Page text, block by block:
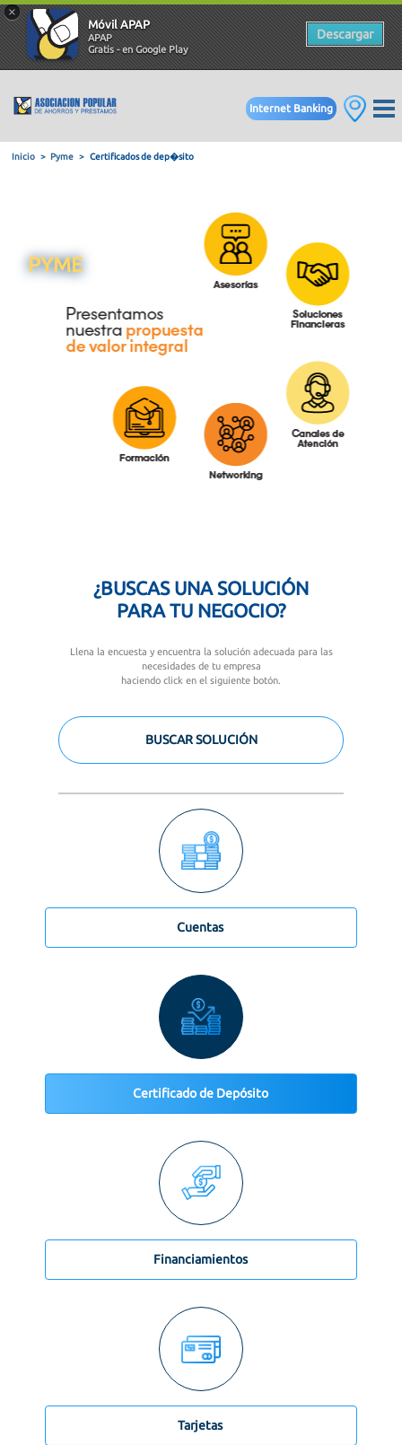
×
Móvil APAP
APAP
Gratis - en Google Play
Descargar
Internet Banking
Certificados de dep�sito
PYME
¿BUSCAS UNA SOLUCIÓN
PARA TU NEGOCIO?
Llena la encuesta y encuentra la solución adecuada para las
necesidades de tu empresa
haciendo click en el siguiente botón.
BUSCAR SOLUCIÓN
Cuentas
Certificado de Depósito
Financiamientos
Tarjetas